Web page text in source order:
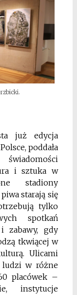
już edycja
poddała
i sztuka w
stadiony
starają się
tylko
spotkań
zabawy, gdy
tkwiącej w
Ulicami
ludzi w różne
placówek –
instytucje